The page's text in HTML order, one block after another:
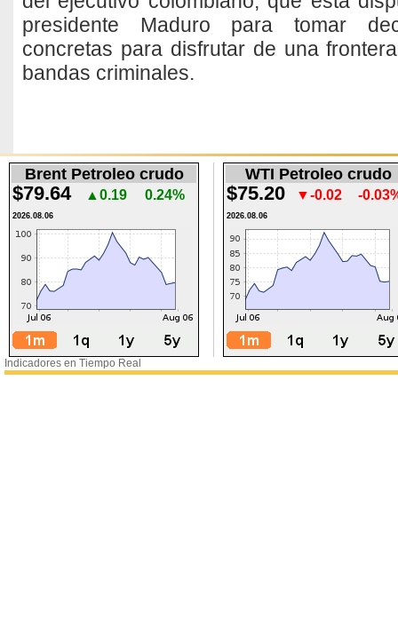
presidente Maduro para tomar
concretas para disfrutar de una
bandas criminales.
Brent Petroleo crudo
$79.64 ▲0.19 0.24%
2026.08.06
WTI Petroleo crudo
$75.20 ▼-0.02 -
2026.08.06
Indicadores en Tiempo Real